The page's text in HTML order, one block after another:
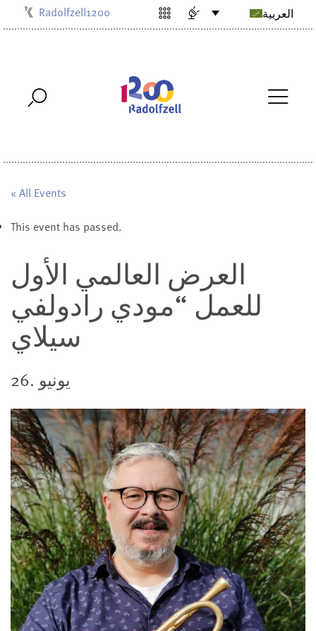
Musikschule
Stadtbibliothek
Radolfzell1200 العربية
« All Events
This event has passed.
العرض العالمي الأول
للعمل “مودي رادولفي
سيلاي
26. يونيو